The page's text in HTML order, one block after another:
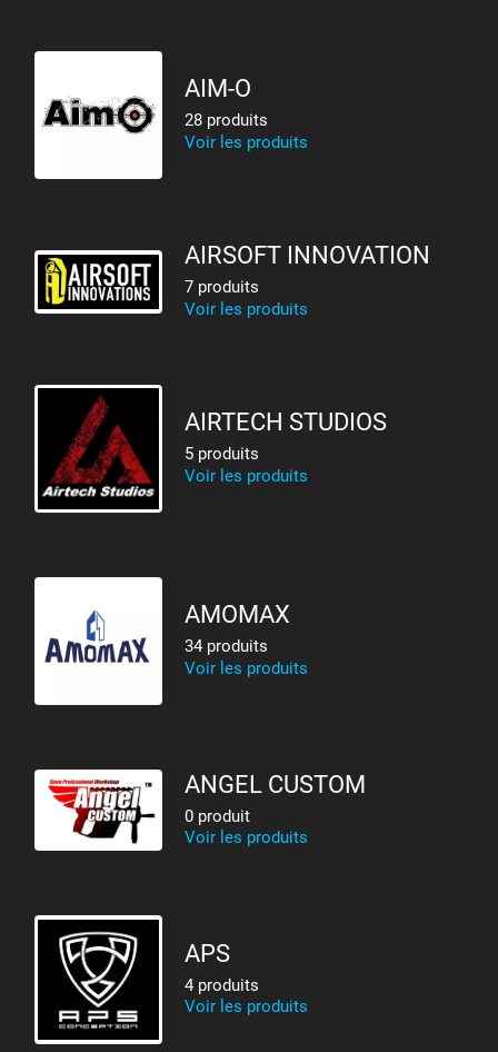
AIM-O
28 produits
Voir les produits
AIRSOFT INNOVATION
7 produits
Voir les produits
AIRTECH STUDIOS
5 produits
Voir les produits
AMOMAX
34 produits
Voir les produits
ANGEL CUSTOM
0 produit
Voir les produits
APS
4 produits
Voir les produits